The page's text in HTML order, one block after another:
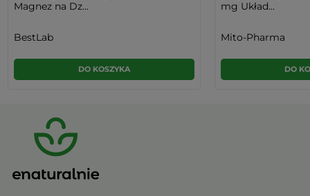
Magnez na Dz...
BestLab
DO KOSZYKA
mg Układ...
Mito-Pharma
DO